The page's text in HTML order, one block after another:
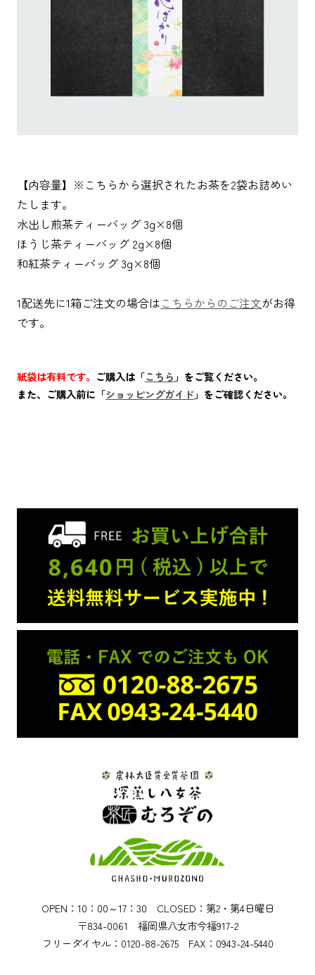
【内容量】※こちらから選択されたお茶を2袋お詰めい
たします。
水出し煎茶ティーバッグ 3g×8個
ほうじ茶ティーバッグ 2g×8個
和紅茶ティーバッグ 3g×8個
1配送先に1箱ご注文の場合はこちらからのご注文がお得
です。
紙袋は有料です。 ご購入は「こちら 」をご覧ください。
また、ご購入前に「ショッピングガイド 」をご確認ください。
OPEN：10：00～17：30 CLOSED：第2・第4日曜日
〒834-0061 福岡県八女市今福917-2
フリーダイヤル：0120-88-2675 FAX：0943-24-5440